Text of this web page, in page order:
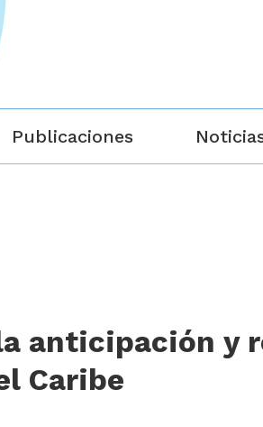
Publicaciones
anticipación y
Caribe